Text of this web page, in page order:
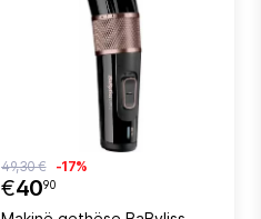
€4090
49,30 € -17%